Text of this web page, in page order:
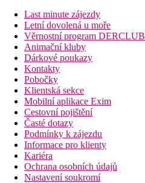
Slunečníky u bazénu
Fotogalerie
Last minute zájezdy
Letní dovolená u moře
Věrnostní program DERCLUB
Animační kluby
Dárkové poukazy
Kontakty
Pobočky
Klientská sekce
Mobilní aplikace Exim
Cestovní pojištění
Časté dotazy
Podmínky k zájezdu
Informace pro klienty
Kariéra
Ochrana osobních údajů
Nastavení soukromí